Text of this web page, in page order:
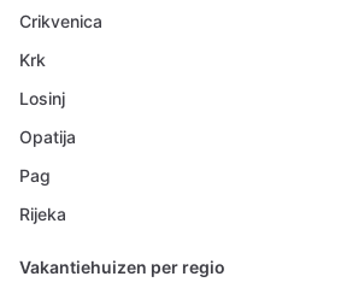
Crikvenica
Krk
Losinj
Opatija
Pag
Rijeka
Vakantiehuizen per regio